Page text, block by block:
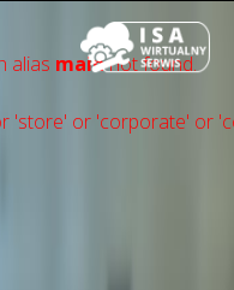
alias mainnot found.
'store' or 'сorporate' or